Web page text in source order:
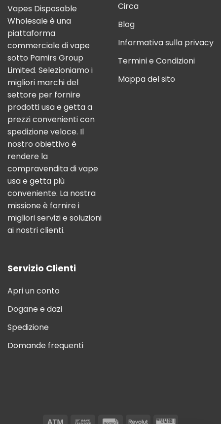
Vapes Disposable
Wholesale è una
piattaforma
commerciale di vape
sotto Pamirs Group
Limited. Selezioniamo i
migliori marchi del
settore per fornire
prodotti usa e getta a
prezzi convenienti con
spedizione veloce. Il
nostro obiettivo è
rendere la
compravendita di vape
usa e getta più
conveniente. La nostra
missione è fornire i
migliori servizi e soluzioni
ai nostri clienti.
Circa
Blog
Informativa sulla privacy
Termini e Condizioni
Mappa del sito
Servizio Clienti
Apri un conto
Dogane e dazi
Spedizione
Domande frequenti